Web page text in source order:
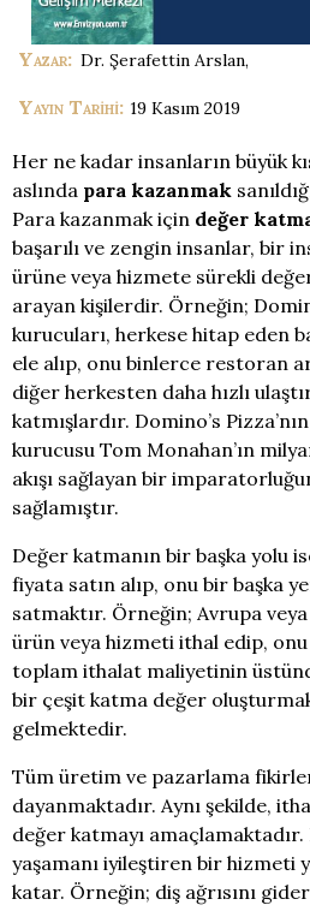
Yazar:
Yayın Tarihi:
Her ne kadar insanların büyük
aslında para kazanmak
Para kazanmak için değer
başarılı ve zengin insanlar, bir
ürüne veya hizmete sürekli
arayan kişilerdir. Örneğin;
kurucuları, herkese hitap eden
ele alıp, onu binlerce restoran
diğer herkesten daha hızlı
katmışlardır. Domino’s
kurucusu Tom Monahan’ın
akışı sağlayan bir
sağlamıştır.
Değer katmanın bir başka yolu
fiyata satın alıp, onu bir başka
satmaktır. Örneğin; Avrupa
ürün veya hizmeti ithal edip,
toplam ithalat maliyetinin
bir çeşit katma değer
gelmektedir.
Tüm üretim ve pazarlama
dayanmaktadır. Aynı şekilde,
değer katmayı
yaşamanı iyileştiren bir hizmeti
katar. Örneğin; diş ağrısını